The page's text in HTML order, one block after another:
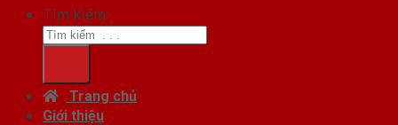
Tìm kiếm:
Trang chủ
Giới thiệu